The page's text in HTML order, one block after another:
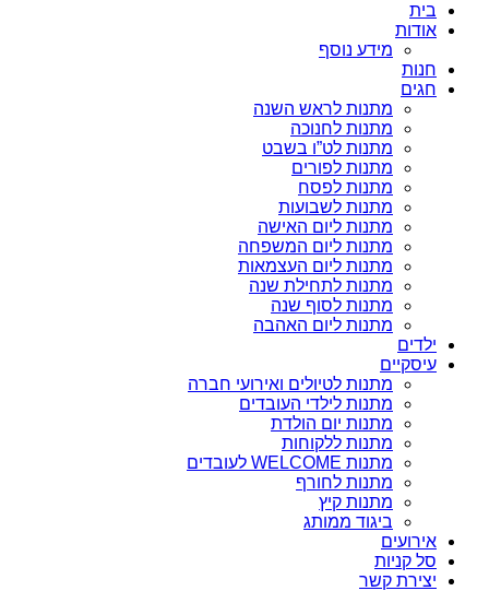
בית
אודות
מידע נוסף
חנות
חגים
מתנות לראש השנה
מתנות לחנוכה
מתנות לט”ו בשבט
מתנות לפורים
מתנות לפסח
מתנות לשבועות
מתנות ליום האישה
מתנות ליום המשפחה
מתנות ליום העצמאות
מתנות לתחילת שנה
מתנות לסוף שנה
מתנות ליום האהבה
ילדים
עיסקיים
מתנות לטיולים ואירועי חברה
מתנות לילדי העובדים
מתנות יום הולדת
מתנות ללקוחות
מתנות WELCOME לעובדים
מתנות לחורף
מתנות קיץ
ביגוד ממותג
אירועים
סל קניות
יצירת קשר